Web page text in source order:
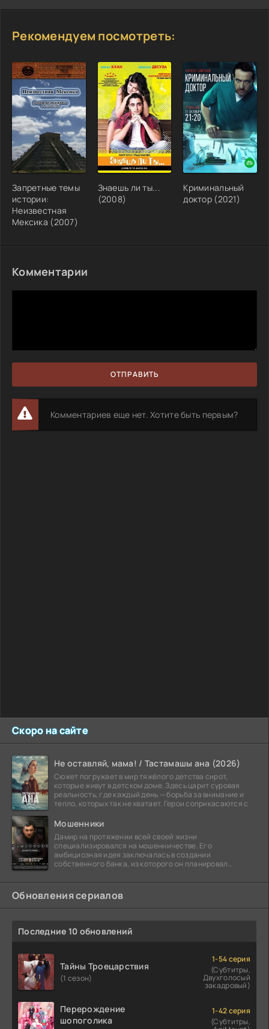
Скоро на сайте
Не оставляй, мама! / Тастамашы ана (2026)
Сюжет погружает в мир тяжёлого детства сирот,
которые живут в детском доме. Здесь царит суровая
реальность, где каждый день — борьба за внимание и
тепло, которых так не хватает. Герои соприкасаются с
Мошенники
Дамир на протяжении всей своей жизни
специализировался на мошенничестве. Его
амбициозная идея заключалась в создании
собственного банка, из которого он планировал
Обновления сериалов
Последние 10 обновлений
Тайны Троецарствия
(1 сезон)
1-54 серия
(Субтитры,
Двухголосый
закадровый)
Перерождение
шопоголика
1-42 серия
(Субтитры,
Рекомендуем посмотреть:
Запретные темы
истории:
Неизвестная
Мексика (2007)
Знаешь ли ты...
(2008)
Криминальный
доктор (2021)
Комментарии
ОТПРАВИТЬ
Комментариев еще нет. Хотите быть первым?